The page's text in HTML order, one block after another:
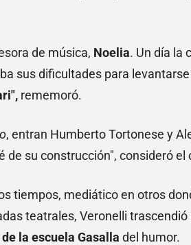
de música, Noelia. Un día la
sus dificultades para
rememoró.
, entran Humberto Tortonese y
de su construcción", consideró el
tiempos, mediático en otros
teatrales, Veronelli
la escuela Gasalla del humor.